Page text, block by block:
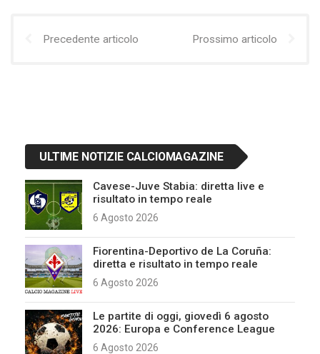
Precedente articolo Prossimo articolo
ULTIME NOTIZIE CALCIOMAGAZINE
Cavese-Juve Stabia: diretta live e
risultato in tempo reale
6 Agosto 2026
Fiorentina-Deportivo de La Coruña:
diretta e risultato in tempo reale
6 Agosto 2026
Le partite di oggi, giovedì 6 agosto
2026: Europa e Conference League
6 Agosto 2026